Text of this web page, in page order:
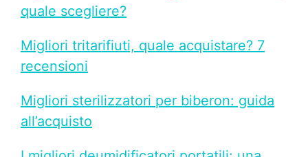
quale scegliere?
Migliori tritarifiuti, quale acquistare? 7
recensioni
Migliori sterilizzatori per biberon: guida
all’acquisto